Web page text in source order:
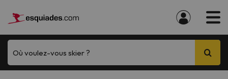
Où voulez-vous skier ?